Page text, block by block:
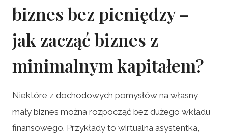
biznes bez pieniędzy –
jak zacząć biznes z
minimalnym kapitałem?
Niektóre z dochodowych pomysłów na własny
mały biznes można rozpocząć bez dużego wkładu
finansowego. Przykłady to wirtualna asystentka,